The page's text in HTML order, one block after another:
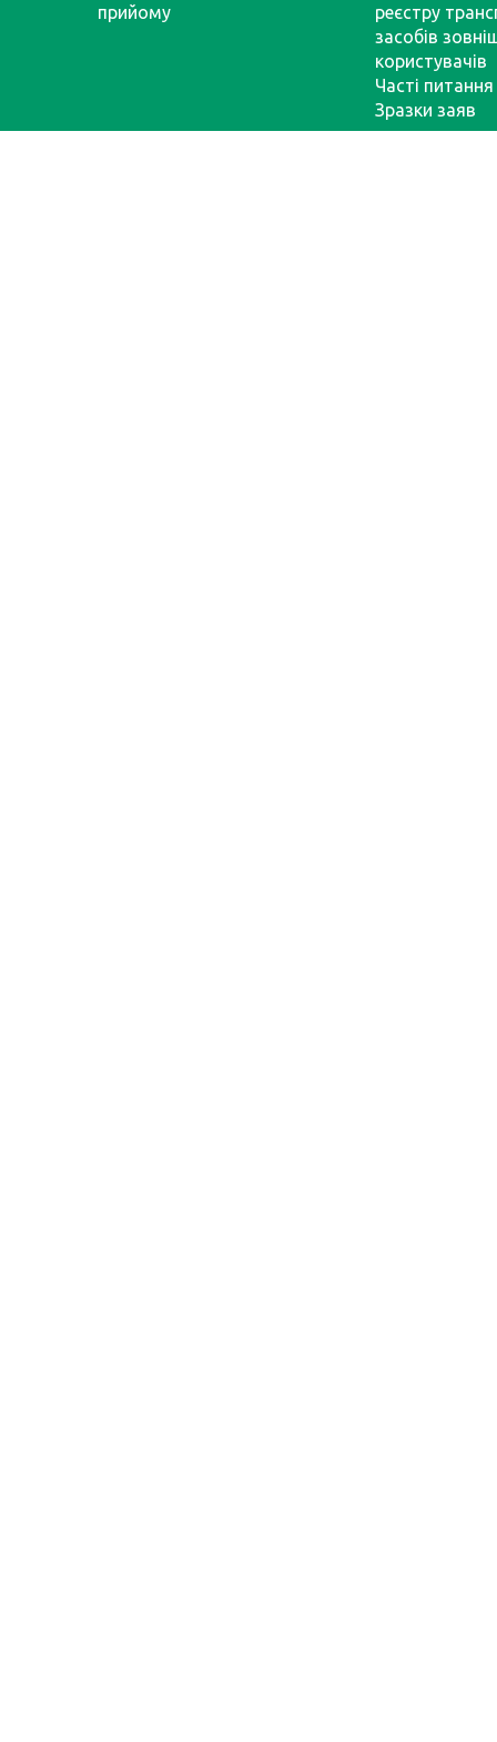
прийому
реєстру
засобів
користувачів
Часті питання
Зразки заяв